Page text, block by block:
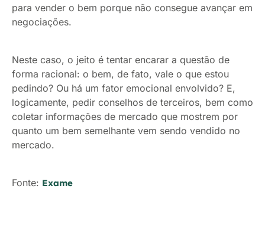
para vender o bem porque não consegue avançar em
negociações.
Neste caso, o jeito é tentar encarar a questão de
forma racional: o bem, de fato, vale o que estou
pedindo? Ou há um fator emocional envolvido? E,
logicamente, pedir conselhos de terceiros, bem como
coletar informações de mercado que mostrem por
quanto um bem semelhante vem sendo vendido no
mercado.
Fonte: Exame